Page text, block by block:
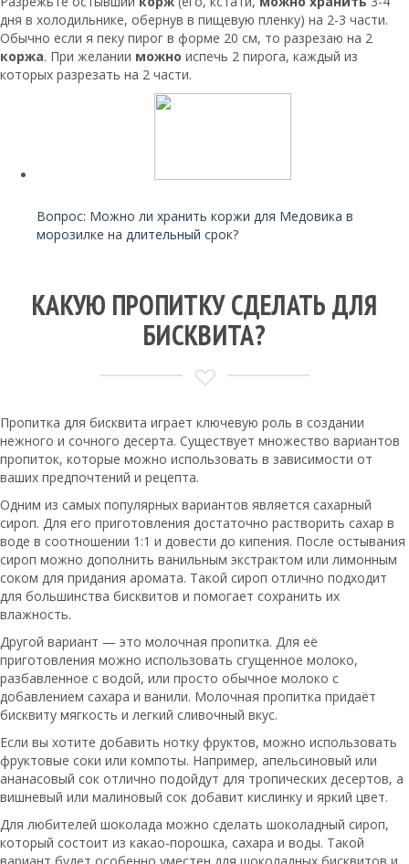
дня в холодильнике, обернув в пищевую пленку) на 2-3 части.
Обычно если я пеку пирог в форме 20 см, то разрезаю на 2
коржа. При желании можно испечь 2 пирога, каждый из
которых разрезать на 2 части.
Вопрос: Можно ли хранить коржи для Медовика в
морозилке на длительный срок?
КАКУЮ ПРОПИТКУ СДЕЛАТЬ ДЛЯ
БИСКВИТА?
Пропитка для бисквита играет ключевую роль в создании
нежного и сочного десерта. Существует множество вариантов
пропиток, которые можно использовать в зависимости от
ваших предпочтений и рецепта.
Одним из самых популярных вариантов является сахарный
сироп. Для его приготовления достаточно растворить сахар в
воде в соотношении 1:1 и довести до кипения. После остывания
сироп можно дополнить ванильным экстрактом или лимонным
соком для придания аромата. Такой сироп отлично подходит
для большинства бисквитов и помогает сохранить их
влажность.
Другой вариант — это молочная пропитка. Для её
приготовления можно использовать сгущенное молоко,
разбавленное с водой, или просто обычное молоко с
добавлением сахара и ванили. Молочная пропитка придаёт
бисквиту мягкость и легкий сливочный вкус.
Если вы хотите добавить нотку фруктов, можно использовать
фруктовые соки или компоты. Например, апельсиновый или
ананасовый сок отлично подойдут для тропических десертов, а
вишневый или малиновый сок добавит кислинку и яркий цвет.
Для любителей шоколада можно сделать шоколадный сироп,
который состоит из какао-порошка, сахара и воды. Такой